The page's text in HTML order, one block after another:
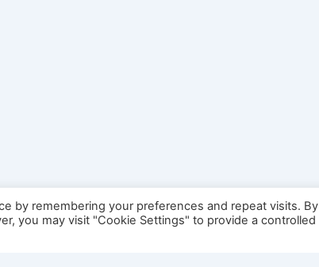
by remembering your preferences and repeat visits. By
you may visit "Cookie Settings" to provide a controlled